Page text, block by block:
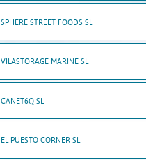
SPHERE STREET FOODS SL
VILASTORAGE MARINE SL
CANET6Q SL
EL PUESTO CORNER SL